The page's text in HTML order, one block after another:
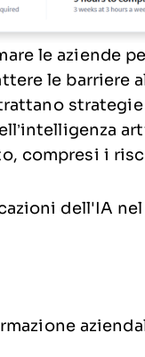
le aziende
le barriere
compresi i
dell'IA nel